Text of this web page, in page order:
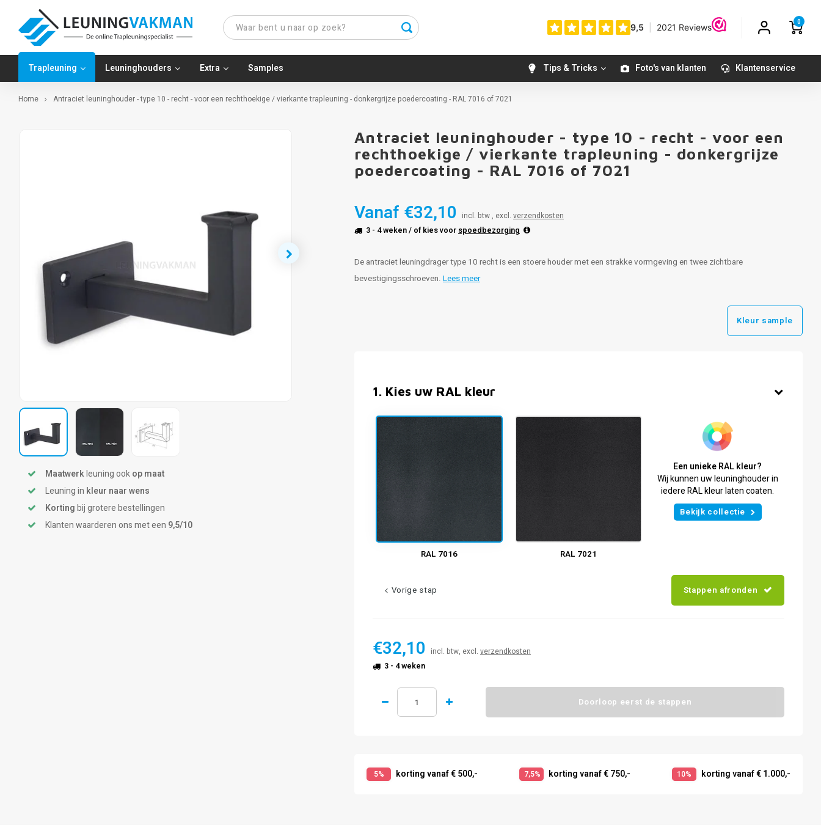
0
Trapleuning Leuninghouders Extra Samples Tips & Tricks Foto's van klanten Klantenservice
Home Antraciet leuninghouder - type 10 - recht - voor een rechthoekige / vierkante trapleuning - donkergrijze poedercoating - RAL 7016 of 7021
Maatwerkleuning ookop maat
Leuning in kleur naar wens
Kortingbij grotere bestellingen
Klanten waarderen ons met een 9,5/10
Antraciet leuninghouder - type 10 - recht - voor een
rechthoekige / vierkante trapleuning - donkergrijze
poedercoating - RAL 7016 of 7021
Vanaf €32,10 incl. btw , excl. verzendkosten
3 - 4 weken/ of kies voor spoedbezorging
De antraciet leuningdrager type 10 recht is een stoere houder met een strakke vormgeving en twee zichtbare
bevestigingsschroeven. Lees meer
Kleur sample
1. Kies uw RAL kleur
RAL 7016 RAL 7021
Een unieke RAL kleur?
Wij kunnen uw leuninghouder in
iedere RAL kleur laten coaten.
Bekijk collectie
Vorige stap Stappen afronden
€32,10 incl. btw, excl. verzendkosten
3 - 4 weken
Doorloop eerst de stappen
5% korting vanaf € 500,- 7,5% korting vanaf € 750,- 10% korting vanaf € 1.000,-